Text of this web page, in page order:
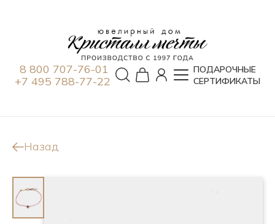
8 800 707-76-01
+7 495 788-77-22
ПОДАРОЧНЫЕ
СЕРТИФИКАТЫ
Назад